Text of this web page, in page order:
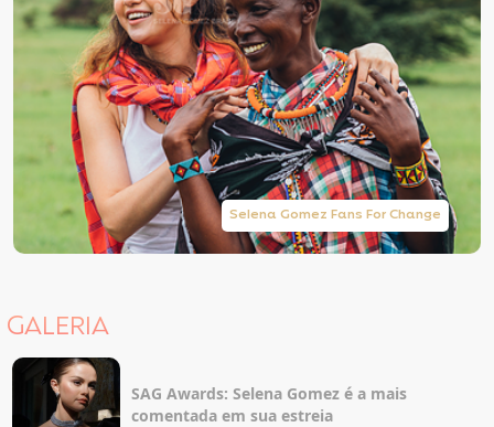
Selena Gomez Fans For Change
GALERIA
SAG Awards: Selena Gomez é a mais
comentada em sua estreia